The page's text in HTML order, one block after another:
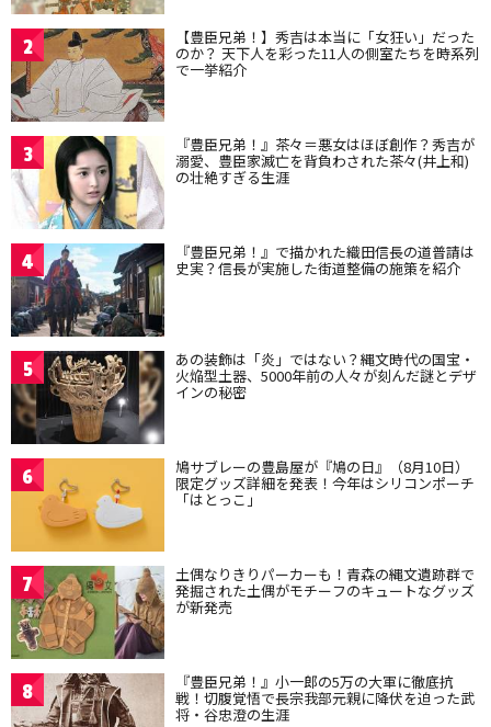
2 【豊臣兄弟！】秀吉は本当に「女狂い」だった
のか？ 天下人を彩った11人の側室たちを時系列
で一挙紹介
3 『豊臣兄弟！』茶々＝悪女はほぼ創作？秀吉が
溺愛、豊臣家滅亡を背負わされた茶々(井上和)
の壮絶すぎる生涯
4 『豊臣兄弟！』で描かれた織田信長の道普請は
史実？信長が実施した街道整備の施策を紹介
5 あの装飾は「炎」ではない？縄文時代の国宝・
火焔型土器、5000年前の人々が刻んだ謎とデザ
インの秘密
6 鳩サブレーの豊島屋が『鳩の日』（8月10日）
限定グッズ詳細を発表！今年はシリコンポーチ
「はとっこ」
7 土偶なりきりパーカーも！青森の縄文遺跡群で
発掘された土偶がモチーフのキュートなグッズ
が新発売
8 『豊臣兄弟！』小一郎の5万の大軍に徹底抗
戦！切腹覚悟で長宗我部元親に降伏を迫った武
将・谷忠澄の生涯